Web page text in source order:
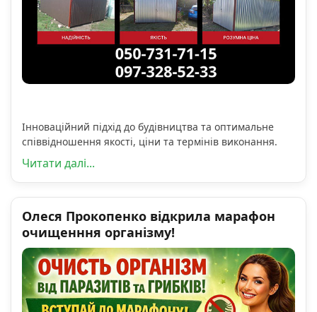
Інноваційний підхід до будівництва та оптимальне
співвідношення якості, ціни та термінів виконання.
Читати далі...
Олеся Прокопенко відкрила марафон
очищенння організму!